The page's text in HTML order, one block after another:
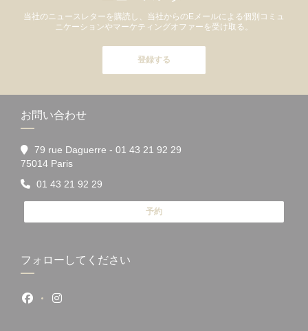
当社のニュースレターを購読し、当社からのEメールによる個別コミュ
ニケーションやマーケティングオファーを受け取る。
登録する
お問い合わせ
79 rue Daguerre - 01 43 21 92 29
75014 Paris((新しいウィンドウで開きます))
01 43 21 92 29
予約
フォローしてください
Facebook ((新しいウィンドウで開きます))
Instagram ((新しいウィンドウで開きます))